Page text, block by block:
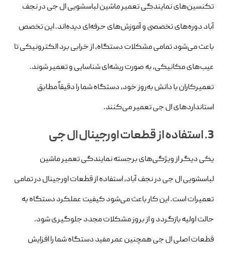
تکنسین‌های نمایندگی تعمیر ماشین لباسشویی ال جی در نجف‌
آباد دوره‌های تخصصی و آموزش‌های حرفه‌ای دیده‌اند. این تخصص
باعث می‌شود تمامی مشکلات دستگاه، از خرابی برد الکترونیکی تا
عیب‌های مکانیکی، به صورت ریشه‌ای شناسایی و تعمیر شوند.
تعمیرکاران با دانش به‌روز خود، دستگاه شما را دقیقاً مطابق
استانداردهای ال جی تعمیر می‌کنند.
3. استفاده از قطعات اورجینال ال جی
یکی دیگر از ویژگی‌های برجسته نمایندگی تعمیر ماشین
لباسشویی ال جی در نجف‌ آباد، استفاده از قطعات اورجینال در تمامی
تعمیرات است. این کار باعث می‌شود کیفیت عملکرد دستگاه به
حالت اولیه بازگردد و از بروز مشکلات مجدد جلوگیری شود.
قطعات اصلی ال جی همچنین عمر مفید دستگاه شما را افزایش